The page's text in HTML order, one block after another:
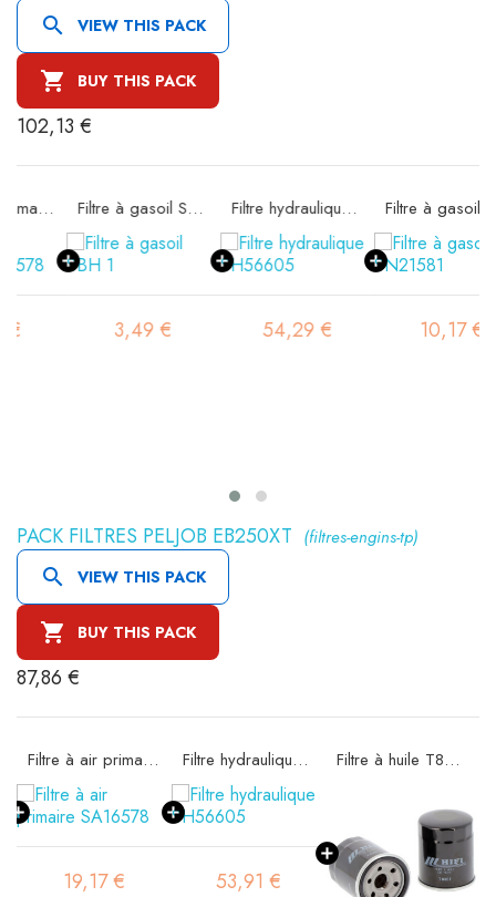
 VIEW THIS PACK
 BUY THIS PACK
102,13 €
Filtre à gasoil SBH 1
3,49 €
Filtre hydraulique SH56605
54,29 €
Filtre à gasoil SN21581
10,17 €
PACK FILTRES PELJOB EB250XT (filtres-engins-tp)
 VIEW THIS PACK
 BUY THIS PACK
87,86 €
Filtre à air primaire SA16578
19,17 €
Filtre hydraulique SH56605
53,91 €
Filtre à huile T8307